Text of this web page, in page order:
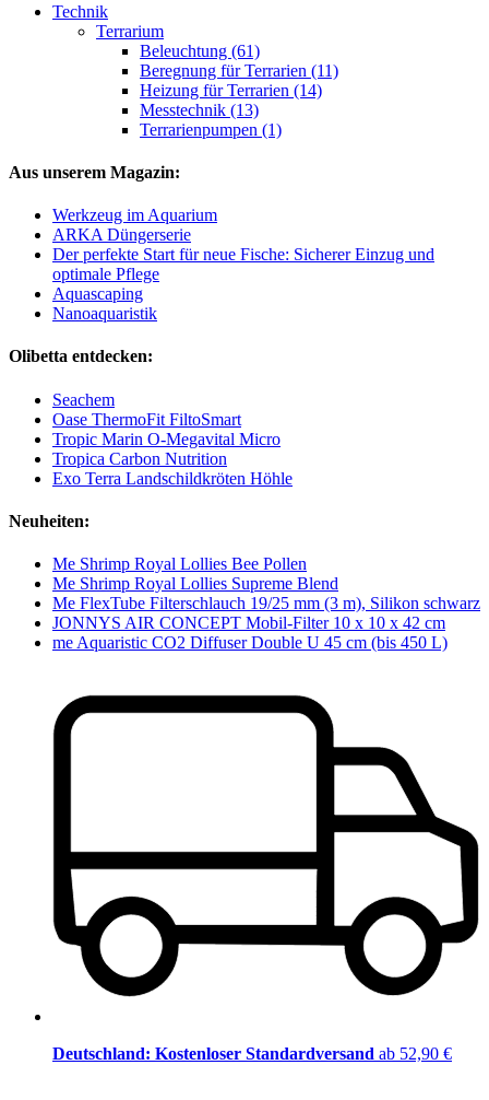
Technik
Terrarium
Beleuchtung (61)
Beregnung für Terrarien (11)
Heizung für Terrarien (14)
Messtechnik (13)
Terrarienpumpen (1)
Aus unserem Magazin:
Werkzeug im Aquarium
ARKA Düngerserie
Der perfekte Start für neue Fische: Sicherer Einzug und
optimale Pflege
Aquascaping
Nanoaquaristik
Olibetta entdecken:
Seachem
Oase ThermoFit FiltoSmart
Tropic Marin O-Megavital Micro
Tropica Carbon Nutrition
Exo Terra Landschildkröten Höhle
Neuheiten:
Me Shrimp Royal Lollies Bee Pollen
Me Shrimp Royal Lollies Supreme Blend
Me FlexTube Filterschlauch 19/25 mm (3 m), Silikon schwarz
JONNYS AIR CONCEPT Mobil-Filter 10 x 10 x 42 cm
me Aquaristic CO2 Diffuser Double U 45 cm (bis 450 L)
Deutschland: Kostenloser Standardversand ab 52,90 €